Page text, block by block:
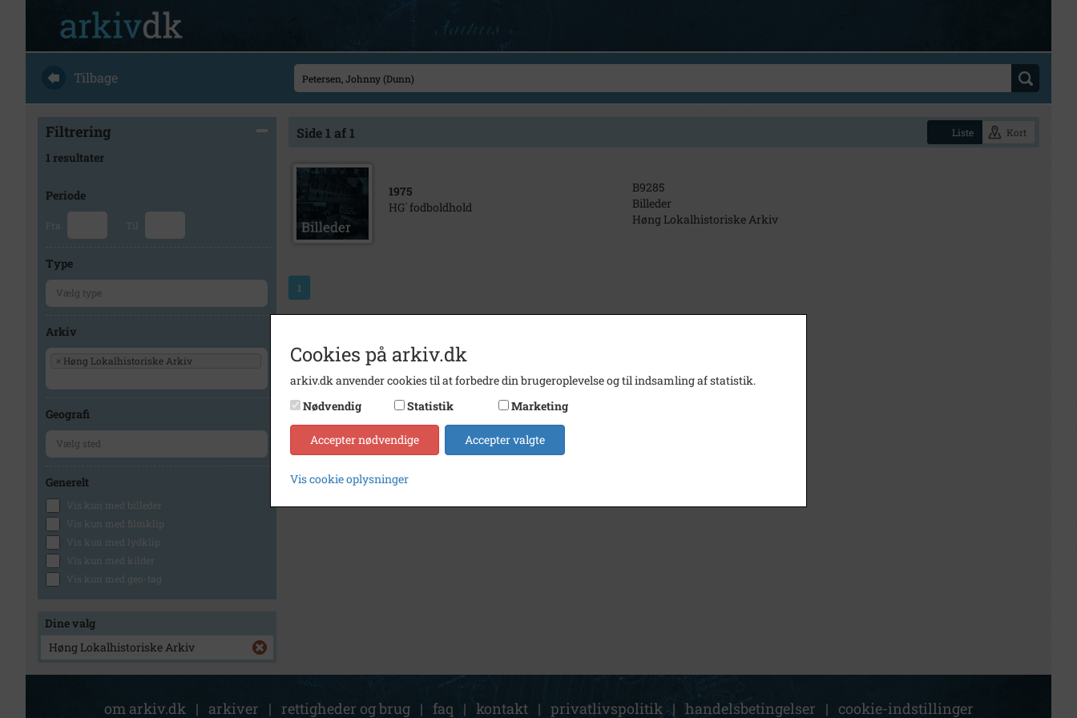
Tilbage
Filtrering
1 resultater
Periode
Fra Til
Type
Arkiv
× Høng Lokalhistoriske Arkiv
Geografi
Generelt
Vis kun med billeder
Vis kun med filmklip
Vis kun med lydklip
Vis kun med kilder
Vis kun med geo-tag
Dine valg
Høng Lokalhistoriske Arkiv
Side 1 af 1 Liste Kort
1975
HG` fodboldhold
B9285
Billeder
Høng Lokalhistoriske Arkiv
1
om arkiv.dk | arkiver | rettigheder og brug | faq | kontakt | privatlivspolitik | handelsbetingelser | cookie-indstillinger
Cookies på arkiv.dk
arkiv.dk anvender cookies til at forbedre din brugeroplevelse og til indsamling af statistik.
Nødvendig
Statistik Marketing
Accepter nødvendige Accepter valgte
Vis cookie oplysninger